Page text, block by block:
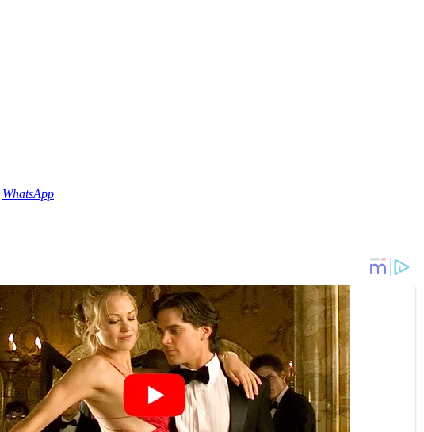
WhatsApp